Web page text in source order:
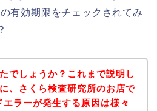
有効期限をチェックされてみ
でしょうか？これまで説明し
、さくら検査研究所のお店で
ラーが発生する原因は様々